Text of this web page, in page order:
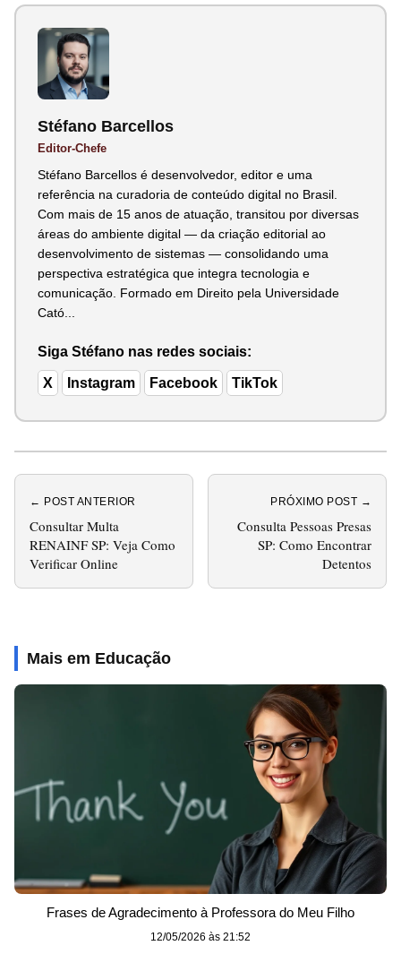
Stéfano Barcellos
Editor-Chefe
Stéfano Barcellos é desenvolvedor, editor e uma
referência na curadoria de conteúdo digital no Brasil.
Com mais de 15 anos de atuação, transitou por diversas
áreas do ambiente digital — da criação editorial ao
desenvolvimento de sistemas — consolidando uma
perspectiva estratégica que integra tecnologia e
comunicação. Formado em Direito pela Universidade
Cató...
Siga Stéfano nas redes sociais:
X Instagram Facebook TikTok
← POST ANTERIOR
Consultar Multa
RENAINF SP: Veja Como
Verificar Online
PRÓXIMO POST →
Consulta Pessoas Presas
SP: Como Encontrar
Detentos
Mais em Educação
Frases de Agradecimento à Professora do Meu Filho
12/05/2026 às 21:52